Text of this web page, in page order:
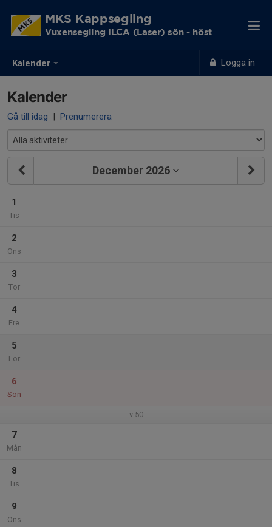
Kalender Logga in
MKS Kappsegling
Vuxensegling ILCA (Laser) sön - höst
Kalender
Gå till idag | Prenumerera
December 2026
1
Tis
2
Ons
3
Tor
4
Fre
5
Lör
6
Sön
v.50
7
Mån
8
Tis
9
Ons